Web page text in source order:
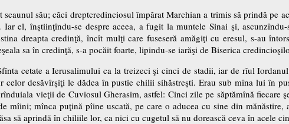
său; căci dreptcredinciosul împărat Marchian a trimis să prindă pe
Iar el, înştiinţîndu-se despre aceea, a fugit la muntele Sinai şi,
dreapta credinţă, încît mulţi care fuseseră amăgiţi cu eresul, s-au
sa în credinţă, s-a pocăit foarte, lipindu-se iarăşi de Biserica
cetate a Ierusalimului ca la treizeci şi cinci de stadii, iar de rîul
celor desăvîrşiţi le dădea în pustie chilii sihăstreşti. Erau sub mîna lui în
vieţii de Cuviosul Gherasim, astfel: Cinci zile pe săptămînă fiecare
mîini; mînca puţină pîine uscată, pe care o aducea cu sine din mănăstire,
să aprindă în chiliile lor, ca nici cu cugetul să nu dorească ceva în acele